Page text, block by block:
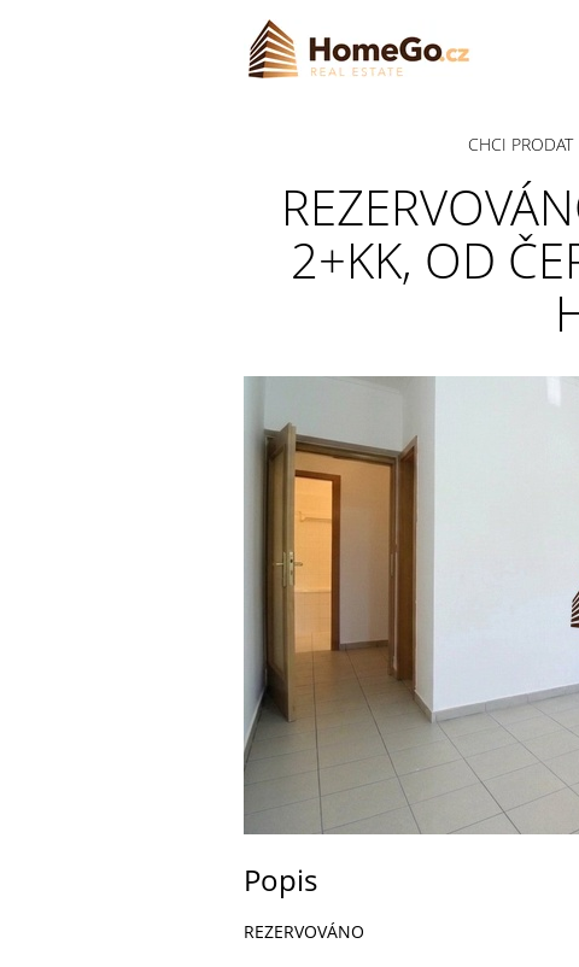
CHCI PRODAT
2+KK, OD
Popis
REZERVOVÁNO